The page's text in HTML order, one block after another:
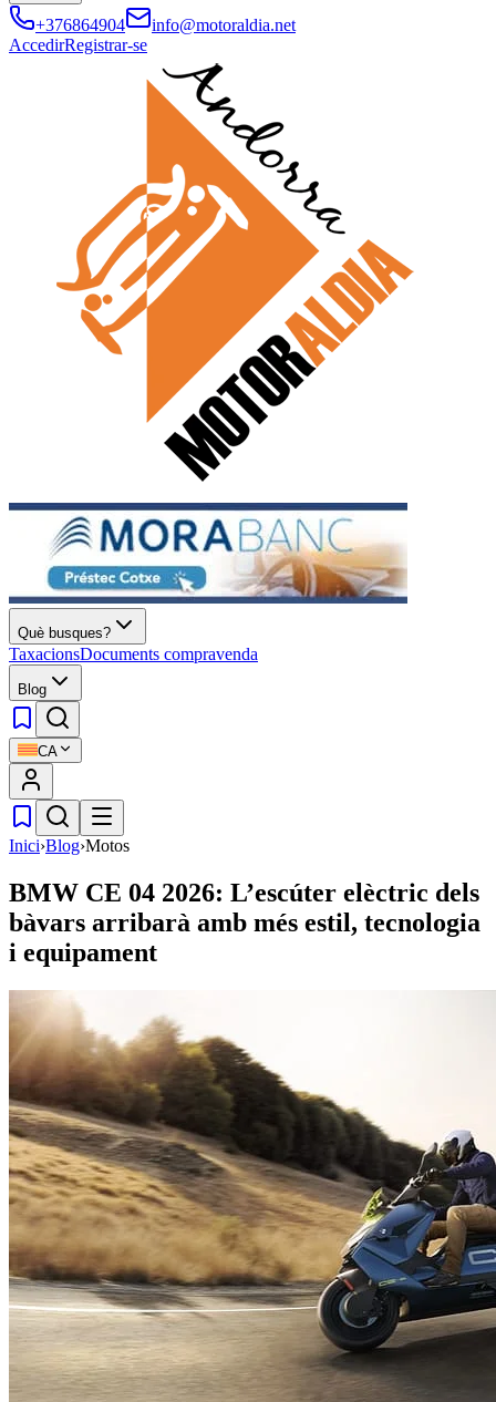
+376864904
info@motoraldia.net
AccedirRegistrar-se
Què busques?
TaxacionsDocuments compravenda
Blog
CA
Inici›Blog›Motos
BMW CE 04 2026: L’escúter elèctric dels
bàvars arribarà amb més estil, tecnologia
i equipament